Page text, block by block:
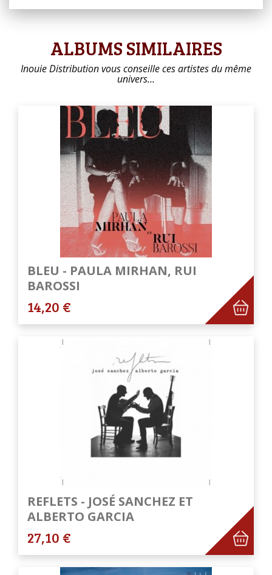
ALBUMS SIMILAIRES
Inouie Distribution vous conseille ces artistes du même
univers…
BLEU - PAULA MIRHAN, RUI
BAROSSI
14,20 €
REFLETS - JOSÉ SANCHEZ ET
ALBERTO GARCIA
27,10 €